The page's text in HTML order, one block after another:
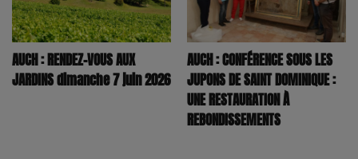
AUCH : RENDEZ-VOUS AUX
JARDINS dimanche 7 juin 2026
AUCH : CONFÉRENCE SOUS LES
JUPONS DE SAINT DOMINIQUE :
UNE RESTAURATION À
REBONDISSEMENTS